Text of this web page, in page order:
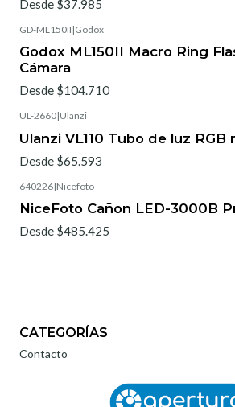
Desde $37.985
GD-ML150II |Godox
Godox ML150II Macro Ring
Cámara
Desde $104.710
UL-2660|Ulanzi
Ulanzi VL110 Tubo de luz RGB
Desde $65.593
640226|Nicefoto
NiceFoto Cañon LED-3000B
Desde $485.425
CATEGORÍAS
Contacto